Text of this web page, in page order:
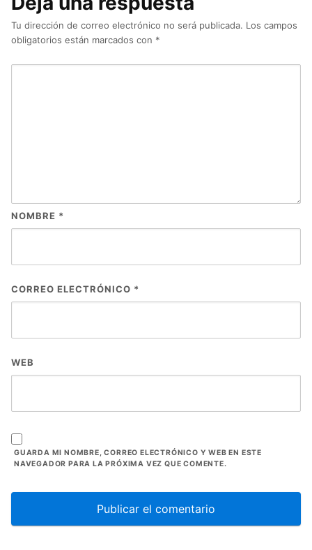
Tu dirección de correo electrónico no será publicada. Los campos
obligatorios están marcados con *
NOMBRE *
CORREO ELECTRÓNICO *
WEB
GUARDA MI NOMBRE, CORREO ELECTRÓNICO Y WEB EN ESTE
NAVEGADOR PARA LA PRÓXIMA VEZ QUE COMENTE.